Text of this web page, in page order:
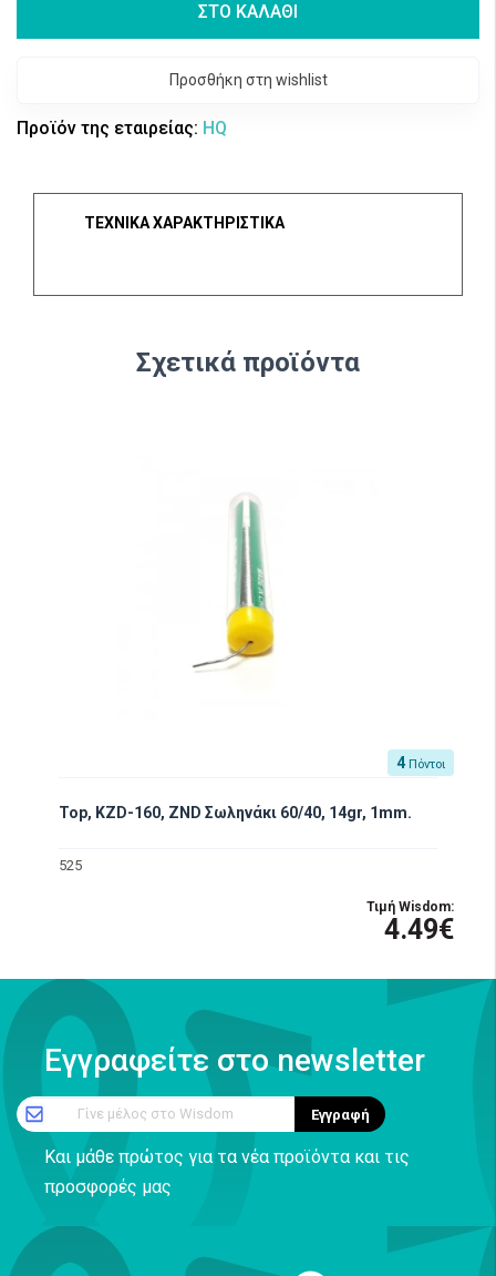
ΣΤΟ ΚΑΛΑΘΙ
Προσθήκη στη wishlist
Προϊόν της εταιρείας: HQ
ΤΕΧΝΙΚΑ ΧΑΡΑΚΤΗΡΙΣΤΙΚΑ
Σχετικά προϊόντα
4 Πόντοι
Top, ΚZD-160, ZND Σωληνάκι 60/40, 14gr, 1mm.
525
Τιμή Wisdom:
4.49€
Εγγραφείτε στο newsletter
Γίνε μέλος στο Wisdom Εγγραφή
Και μάθε πρώτος για τα νέα προϊόντα και τις
προσφορές μας